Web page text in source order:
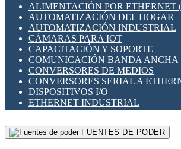
SENSORES INDUCTIVOS
TEMPORIZADORES
VARIACS
VARIADORES DE FRECUENCIA
SECCIONADORES -
MAQUINARIA
HERRAMIENTAS VARIAS
ILUMINACIÓN LED
INTERRUPTORES REED
INTERFACES DE RELÉ
OTROS RELÉS
PROTECCIÓN TÉRMICA
RELÉS AUTOMOTRICES
RELÉS DE SEÑAL
RELÉS DE ESTADO SÓLIDO SSR
RELÉS INDUSTRIALES
RELÉS MINIATURA DE POTENCIA
SENSORES MAGNÉTICOS
ALIMENTACIÓN POR ETHERNET
AUTOMATIZACIÓN DEL HOGAR
AUTOMATIZACIÓN INDUSTRIAL
CÁMARAS PARA IOT
CAPACITACIÓN Y SOPORTE
COMUNICACIÓN BANDA ANCHA
CONVERSORES DE MEDIOS
CONVERSORES SERIAL A
DISPOSITIVOS I/O
ETHERNET INDUSTRIAL
EXTENSOR ETHERNET SOBRE
GATEWAY LORAWAN
GESTIÓN DE REDESFUENTES DE PODER